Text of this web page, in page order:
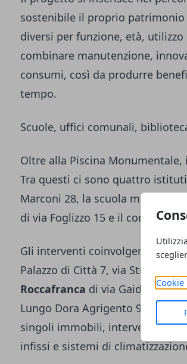
Cookie
sostenibile il proprio
diversi per funzione, età,
combinare manutenzione,
consumi, così da produrre
tempo.
Scuole, uffici comunali,
Oltre alla Piscina
Tra questi ci sono quattro istituti
Marconi 28, la scuola media
di via Foglizzo 15 e il complesso
Gli interventi coinvolgeranno
Palazzo di Città 7, via Stradella
Roccafranca di via Gaidano 76
Lungo Dora Agrigento 94. Le
singoli immobili, intervenendo
infissi e sistemi di